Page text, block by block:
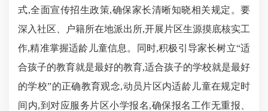
式,全面宣传招生政策,确保家长清晰知晓相关规定。要
深入社区、户籍所在地派出所,开展片区生源摸底核实工
作,精准掌握适龄儿童信息。同时,积极引导家长树立“适
合孩子的教育就是最好的教育,适合孩子的学校就是最好
的学校”的正确教育观念,动员片区内适龄儿童在规定时
间内,到对应服务片区小学报名,确保报名工作无重报、